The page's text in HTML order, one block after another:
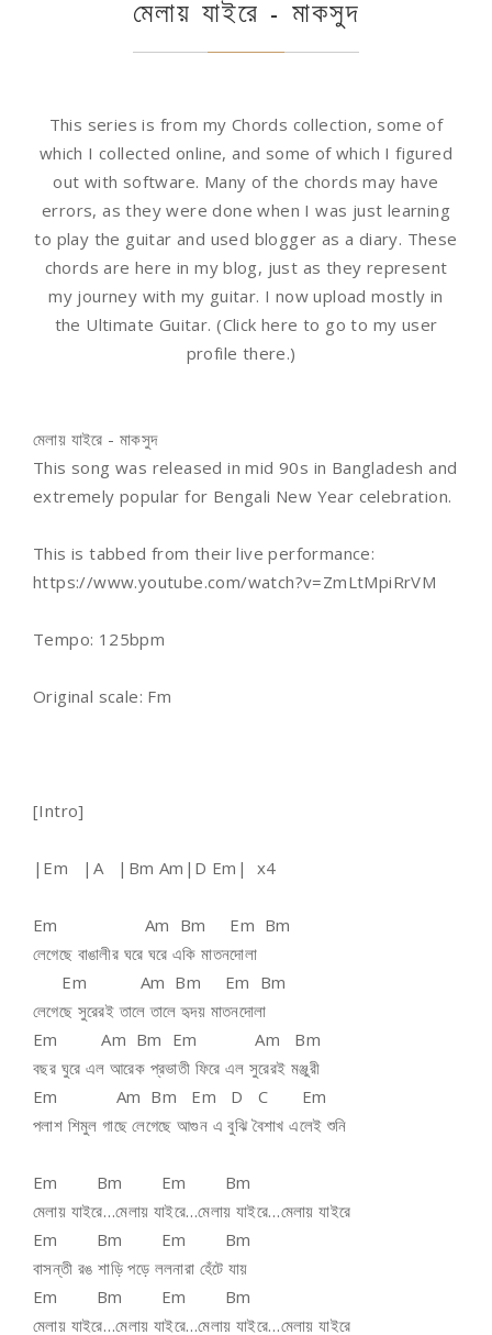
মেলায় যাইরে - মাকসুদ
This series is from my Chords collection, some of
which I collected online, and some of which I figured
out with software. Many of the chords may have
errors, as they were done when I was just learning
to play the guitar and used blogger as a diary. These
chords are here in my blog, just as they represent
my journey with my guitar. I now upload mostly in
the Ultimate Guitar. (Click here to go to my user
profile there.)
মেলায় যাইরে - মাকসুদ
This song was released in mid 90s in Bangladesh and
extremely popular for Bengali New Year celebration.
This is tabbed from their live performance:
https://www.youtube.com/watch?v=ZmLtMpiRrVM
Tempo: 125bpm
Original scale: Fm
[Intro]
|Em |A |Bm Am|D Em| x4
Em Am Bm Em Bm
লেগেছে বাঙালীর ঘরে ঘরে একি মাতনদোলা
Em Am Bm Em Bm
লেগেছে সুরেরই তালে তালে হৃদয় মাতনদোলা
Em Am Bm Em Am Bm
বছর ঘুরে এল আরেক প্রভাতী ফিরে এল সুরেরই মঞ্জুরী
Em Am Bm Em D C Em
পলাশ শিমুল গাছে লেগেছে আগুন এ বুঝি বৈশাখ এলেই শুনি
Em Bm Em Bm
মেলায় যাইরে…মেলায় যাইরে…মেলায় যাইরে…মেলায় যাইরে
Em Bm Em Bm
বাসন্তী রঙ শাড়ি পড়ে ললনারা হেঁটে যায়
Em Bm Em Bm
মেলায় যাইরে…মেলায় যাইরে…মেলায় যাইরে…মেলায় যাইরে